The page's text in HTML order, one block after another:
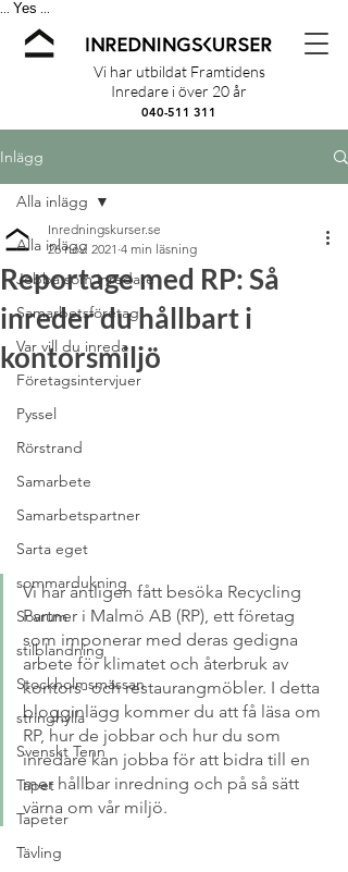
Yes
Vi har utbildat Framtidens
Inredare i över 20 år
040-511 311
Inlägg
Alla inlägg
Jobba som inredare
Samarbetsföretag
Var vill du inreda
Företagsintervjuer
Pyssel
Rörstrand
Samarbete
Samarbetspartner
Sarta eget
sommardukning
Sovrum
stilblandning
Stockholmsmässan
stringhylla
Svenskt Tenn
Tapet
Tapeter
Tävling
Alla inlägg
Reportage med RP: Så
inreder du hållbart i
kontorsmiljö
Inredningskurser.se
26 nov. 2021 4 min läsning
Vi har äntligen fått besöka Recycling
Partner i Malmö AB (RP), ett företag
som imponerar med deras gedigna
arbete för klimatet och återbruk av
kontors- och restaurangmöbler. I detta
blogginlägg kommer du att få läsa om
RP, hur de jobbar och hur du som
inredare kan jobba för att bidra till en
mer hållbar inredning och på så sätt
värna om vår miljö.